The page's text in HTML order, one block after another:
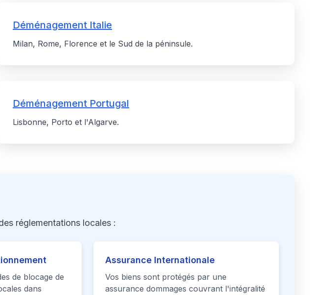
Déménagement Italie
Milan, Rome, Florence et le Sud de la péninsule.
Déménagement Portugal
Lisbonne, Porto et l'Algarve.
réglementations locales :
de blocage de
dans
Assurance Internationale
Vos biens sont protégés par une
assurance dommages couvrant l'intégralité